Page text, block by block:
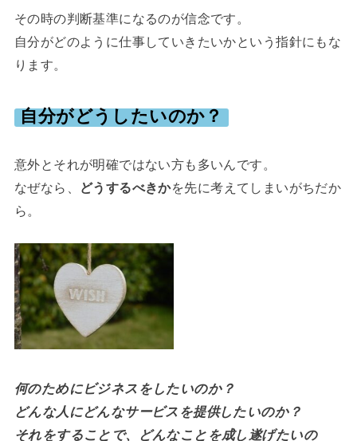
その時の判断基準になるのが信念です。
自分がどのように仕事していきたいかという指針にもな
ります。
自分がどうしたいのか？
意外とそれが明確ではない方も多いんです。
なぜなら、
どうするべきかを先に考えてしまいがちだか
ら。
何のためにビジネスをしたいのか？
どんな人にどんなサービスを提供したいのか？
それをすることで、どんなことを成し遂げたいの